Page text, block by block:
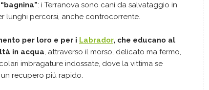
: i Terranova sono cani da salvataggio in
lunghi percorsi, anche controcorrente.
per loro e per i Labrador, che educano al
in acqua, attraverso il morso, delicato ma fermo,
imbragature indossate, dove la vittima se
recupero più rapido.